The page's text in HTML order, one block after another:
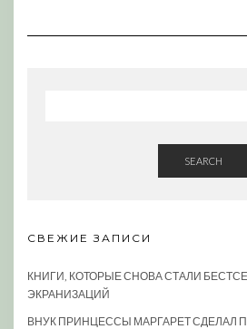
SEARCH
СВЕЖИЕ ЗАПИСИ
КНИГИ, КОТОРЫЕ СНОВА СТАЛИ
ЭКРАНИЗАЦИЙ
ВНУК ПРИНЦЕССЫ МАРГАРЕТ СДЕЛАЛ